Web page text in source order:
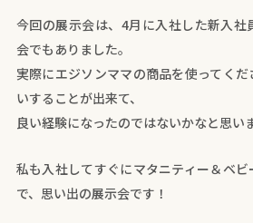
今回の展示会は、4月に入社した新入社
会でもありました。
実際にエジソンママの商品を使ってく
いすることが出来て、
良い経験になったのではないかなと思いま
私も入社してすぐにマタニティー＆ベ
で、思い出の展示会です！